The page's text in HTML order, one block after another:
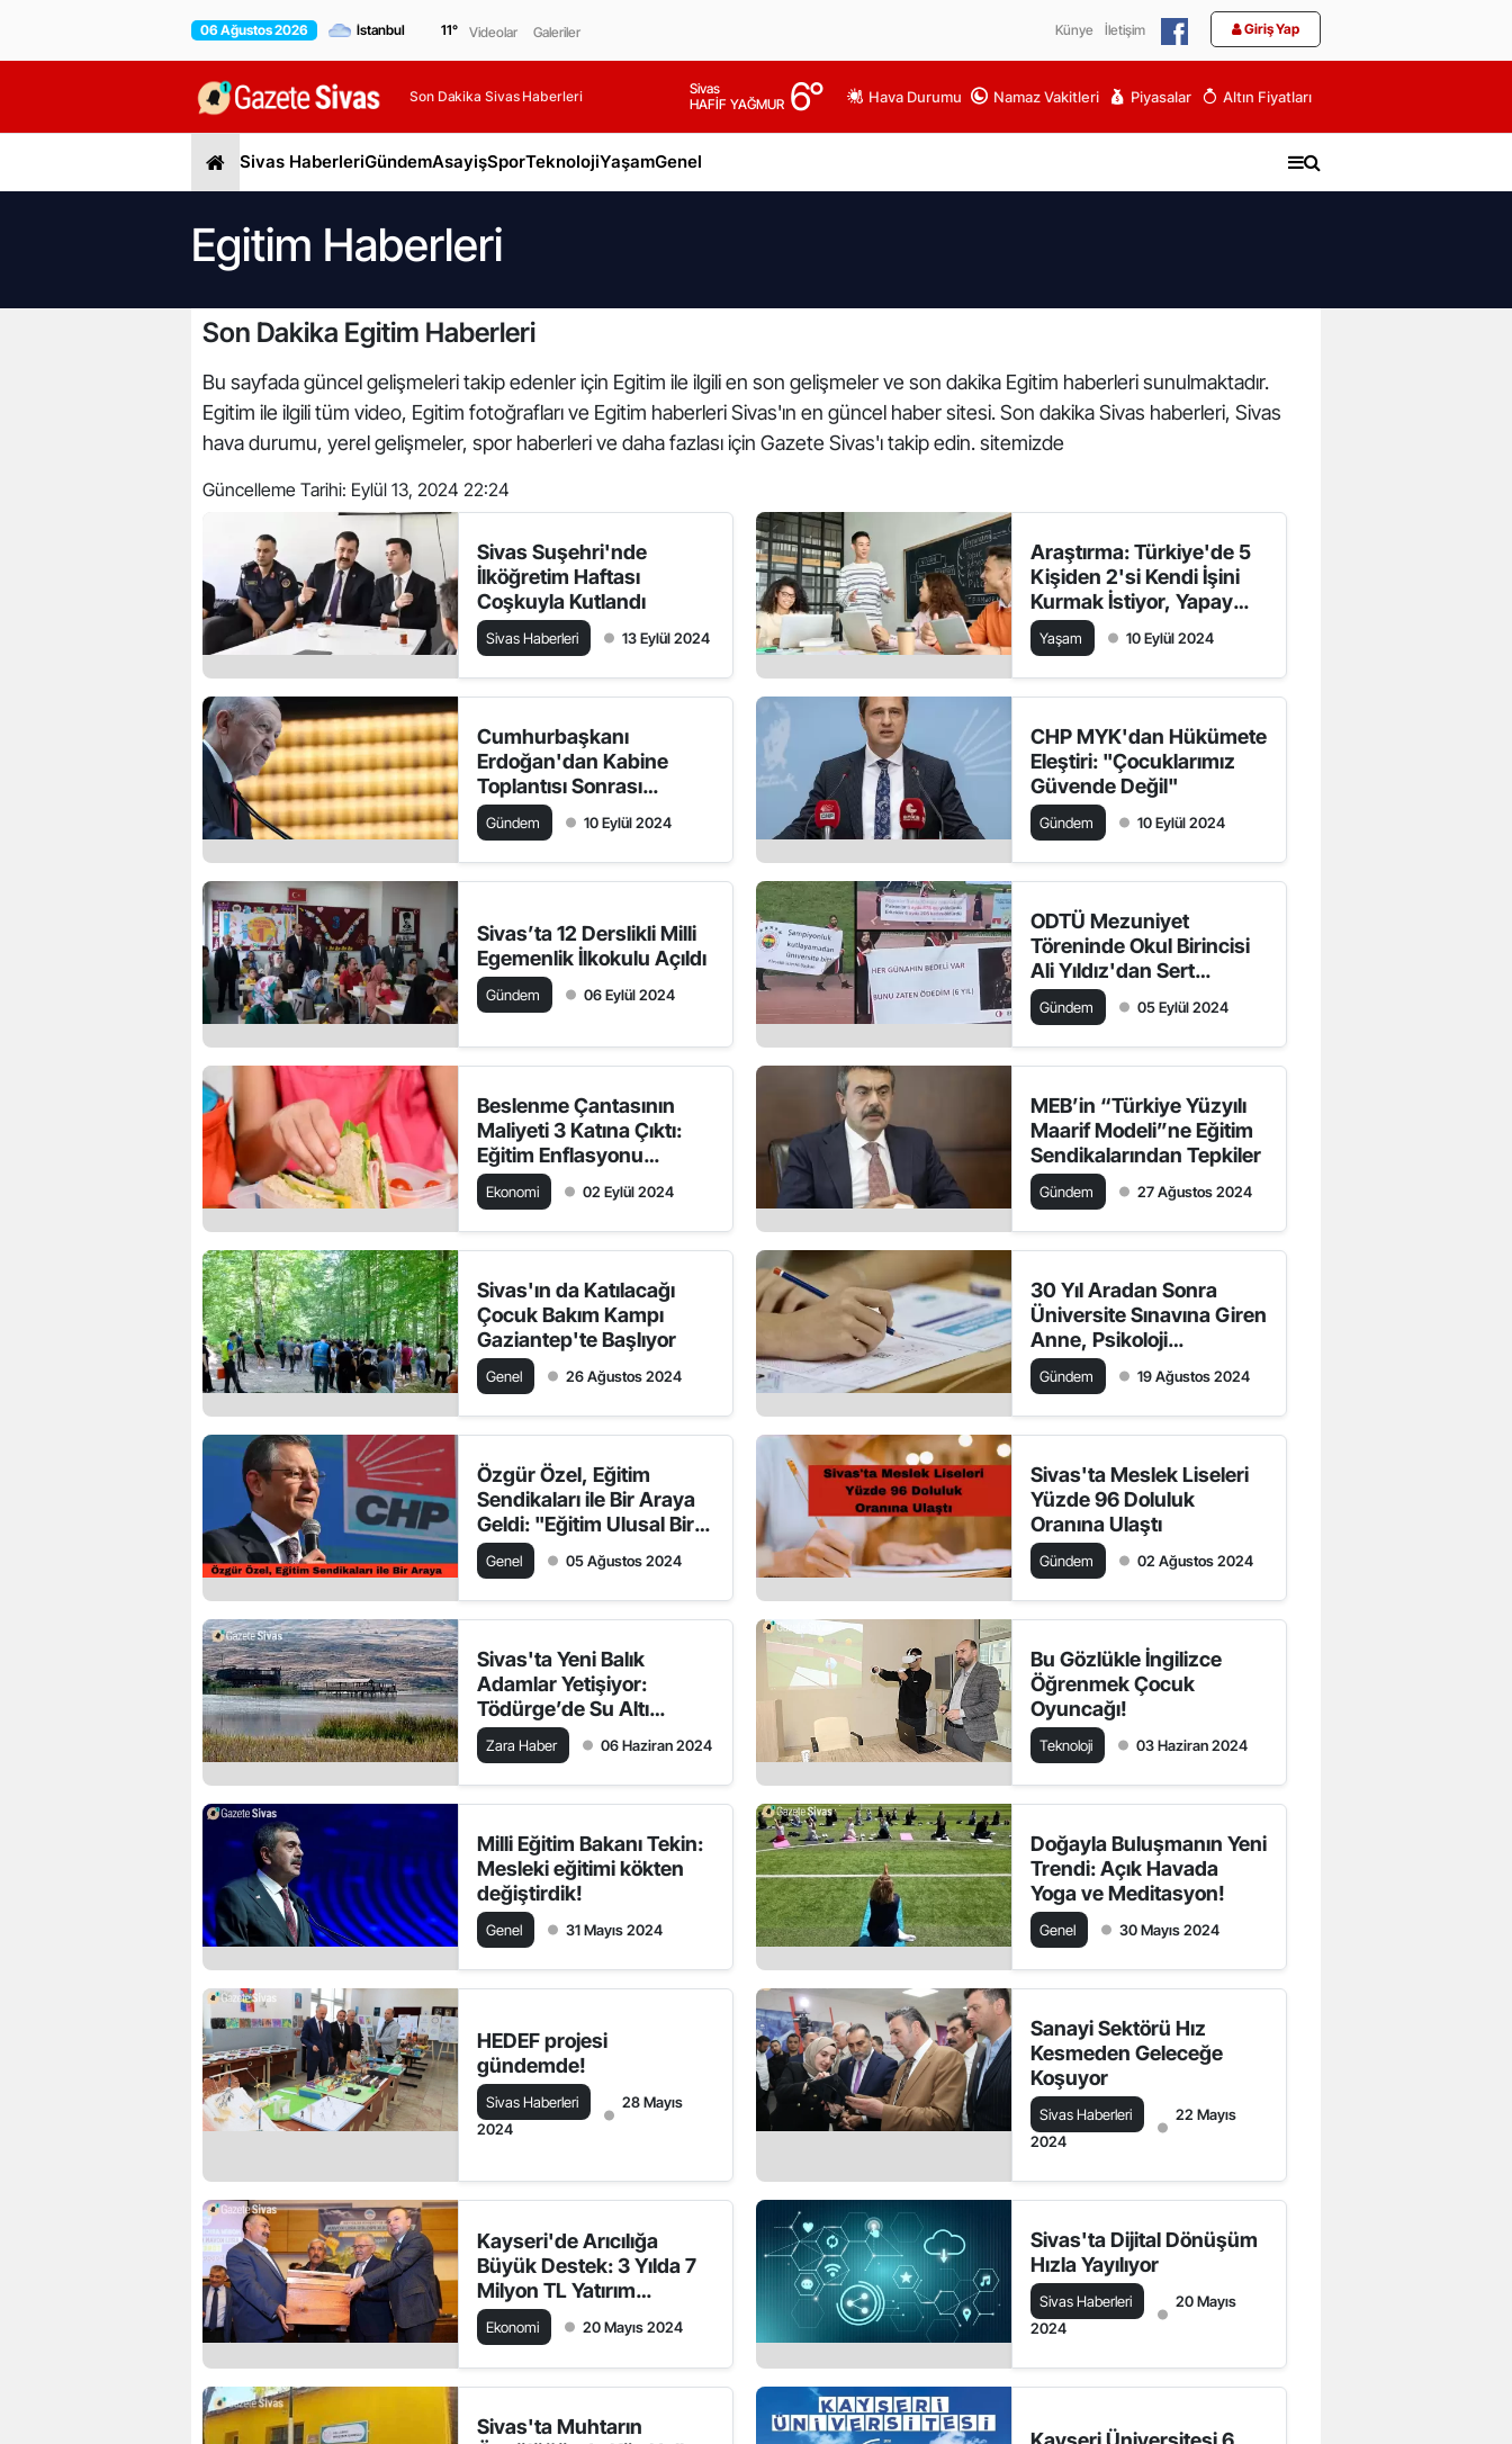
06 Ağustos 2026 11° Videolar Galeriler Künye İletişim Giriş Yap
Son Dakika Sivas Haberleri
Sivas
HAFİF YAĞMUR 6° Hava Durumu Namaz Vakitleri Piyasalar Altın Fiyatları
Sivas HaberleriGündemAsayişSporTeknolojiYaşamGenel
Egitim Haberleri
Son Dakika Egitim Haberleri
Bu sayfada güncel gelişmeleri takip edenler için Egitim ile ilgili en son gelişmeler ve son dakika Egitim haberleri sunulmaktadır.
Egitim ile ilgili tüm video, Egitim fotoğrafları ve Egitim haberleri Sivas'ın en güncel haber sitesi. Son dakika Sivas haberleri, Sivas
hava durumu, yerel gelişmeler, spor haberleri ve daha fazlası için Gazete Sivas'ı takip edin. sitemizde
Güncelleme Tarihi: Eylül 13, 2024 22:24
Sivas Suşehri'nde
İlköğretim Haftası
Coşkuyla Kutlandı
Sivas Haberleri 13 Eylül 2024
Araştırma: Türkiye'de 5
Kişiden 2'si Kendi İşini
Kurmak İstiyor, Yapay
Zeka Kullanımında
Türkiye Birinci Sırada
Yaşam 10 Eylül 2024
Cumhurbaşkanı
Erdoğan'dan Kabine
Toplantısı Sonrası
Açıklamalar: "Yeni
Anayasa, Turizm ve
Ekonomi Hedeflerimiz"
Gündem 10 Eylül 2024
CHP MYK'dan Hükümete
Eleştiri: "Çocuklarımız
Güvende Değil"
Gündem 10 Eylül 2024
Sivas’ta 12 Derslikli Milli
Egemenlik İlkokulu Açıldı
Gündem 06 Eylül 2024
ODTÜ Mezuniyet
Töreninde Okul Birincisi
Ali Yıldız'dan Sert
Eleştiriler: "Bilim,
Öğrencileri Korkutmak
Değildir"
Gündem 05 Eylül 2024
Beslenme Çantasının
Maliyeti 3 Katına Çıktı:
Eğitim Enflasyonu
Zirvede
Ekonomi 02 Eylül 2024
MEB’in “Türkiye Yüzyılı
Maarif Modeli”ne Eğitim
Sendikalarından Tepkiler
Gündem 27 Ağustos 2024
Sivas'ın da Katılacağı
Çocuk Bakım Kampı
Gaziantep'te Başlıyor
Genel 26 Ağustos 2024
30 Yıl Aradan Sonra
Üniversite Sınavına Giren
Anne, Psikoloji
Bölümünü %100 Burslu
Kazandı
Gündem 19 Ağustos 2024
Özgür Özel, Eğitim
Sendikaları ile Bir Araya
Geldi: "Eğitim Ulusal Bir
Meseledir"
Genel 05 Ağustos 2024
Sivas'ta Meslek Liseleri
Yüzde 96 Doluluk
Oranına Ulaştı
Gündem 02 Ağustos 2024
Sivas'ta Yeni Balık
Adamlar Yetişiyor:
Tödürge’de Su Altı
Eğitimi
Zara Haber 06 Haziran 2024
Bu Gözlükle İngilizce
Öğrenmek Çocuk
Oyuncağı!
Teknoloji 03 Haziran 2024
Milli Eğitim Bakanı Tekin:
Mesleki eğitimi kökten
değiştirdik!
Genel 31 Mayıs 2024
Doğayla Buluşmanın Yeni
Trendi: Açık Havada
Yoga ve Meditasyon!
Genel 30 Mayıs 2024
HEDEF projesi
gündemde!
Sivas Haberleri
28 Mayıs
2024
Sanayi Sektörü Hız
Kesmeden Geleceğe
Koşuyor
Sivas Haberleri
22 Mayıs
2024
Kayseri'de Arıcılığa
Büyük Destek: 3 Yılda 7
Milyon TL Yatırım
Yapılacak
Ekonomi 20 Mayıs 2024
Sivas'ta Dijital Dönüşüm
Hızla Yayılıyor
Sivas Haberleri
20 Mayıs
2024
Sivas'ta Muhtarın